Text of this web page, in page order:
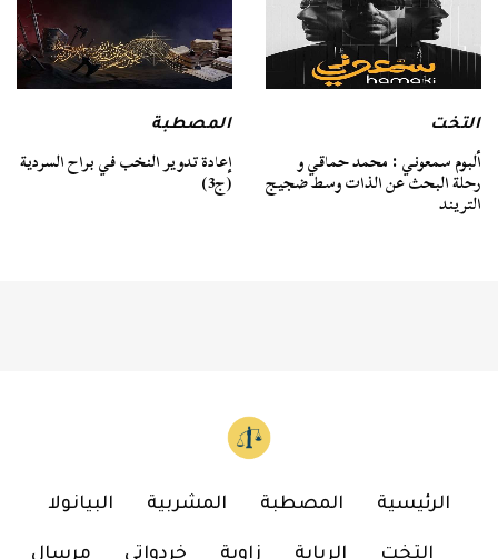
التخت
ألبوم سمعوني : محمد حماقي و
رحلة البحث عن الذات وسط ضجيج
التريند
المصطبة
إعادة تدوير النخب في براح السردية
(ج3)
الرئيسية المصطبة المشربية البيانولا
التخت الربابة زاوية خردواتي مرسال